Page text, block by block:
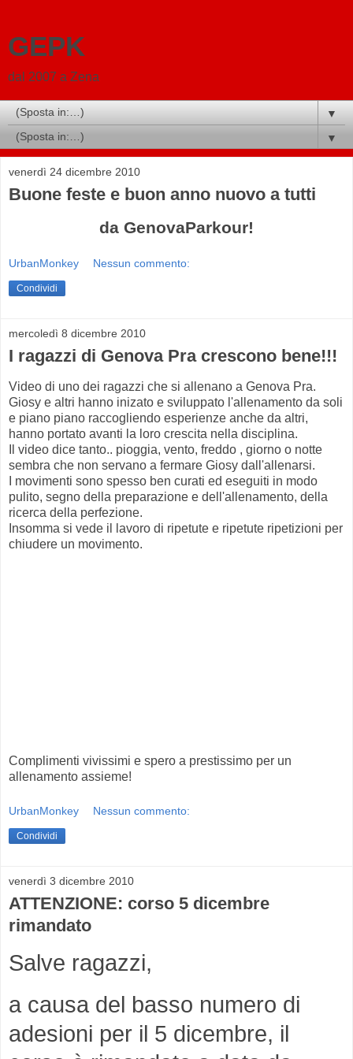
GEPK
dal 2007 a Zena
▼
▼
venerdì 24 dicembre 2010
Buone feste e buon anno nuovo a tutti
da GenovaParkour!
UrbanMonkey Nessun commento:
Condividi
mercoledì 8 dicembre 2010
I ragazzi di Genova Pra crescono bene!!!
Video di uno dei ragazzi che si allenano a Genova Pra.
Giosy e altri hanno inizato e sviluppato l'allenamento da soli
e piano piano raccogliendo esperienze anche da altri,
hanno portato avanti la loro crescita nella disciplina.
Il video dice tanto.. pioggia, vento, freddo , giorno o notte
sembra che non servano a fermare Giosy dall'allenarsi.
I movimenti sono spesso ben curati ed eseguiti in modo
pulito, segno della preparazione e dell'allenamento, della
ricerca della perfezione.
Insomma si vede il lavoro di ripetute e ripetute ripetizioni per
chiudere un movimento.
Complimenti vivissimi e spero a prestissimo per un
allenamento assieme!
UrbanMonkey Nessun commento:
Condividi
venerdì 3 dicembre 2010
ATTENZIONE: corso 5 dicembre
rimandato
Salve ragazzi,
a causa del basso numero di
adesioni per il 5 dicembre, il